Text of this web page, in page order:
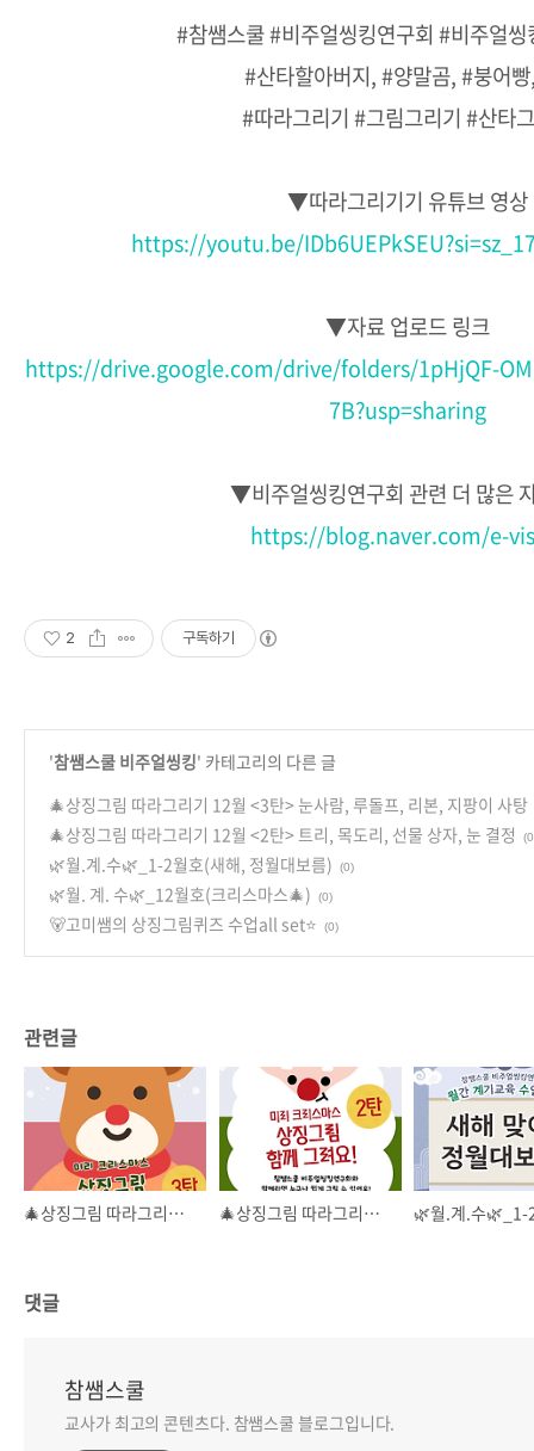
#참쌤스쿨 #비주얼씽킹연구회 #비주얼
#산타할아버지, #양말곰, #붕어
#따라그리기 #그림그리기 #산타
▼따라그리기기 유튜브 영상
https://youtu.be/
▼자료 업로드 링크
https://drive.google.com/drive/folders/1pHjQF-
7B?usp=sharing
▼비주얼씽킹연구회 관련 더 많은
https://blog.naver.com/e-
2 구독하기
'참쌤스쿨 비주얼씽킹' 카테고리의 다른 글
🎄상징그림 따라그리기 12월 <3탄> 눈사람, 루돌프, 리본, 지팡이 사탕
🎄상징그림 따라그리기 12월 <2탄> 트리, 목도리, 선물 상자, 눈 결정
🌿월.계.수🌿_1-2월호(새해, 정월대보름) (0)
🌿월. 계. 수🌿_12월호(크리스마스🎄) (0)
🐻고미쌤의 상징그림퀴즈 수업all set⭐ (0)
관련글
🎄상징그림 따라그리기 12월 <3탄> 눈사람, 루돌프, 리본, 지팡이 사탕 🎄상징그림 따라그리기 12월 <2탄> 트리, 목도리, 선물 상자, 눈 결정
댓글
참쌤스쿨
교사가 최고의 콘텐츠다. 참쌤스쿨 블로그입니다.